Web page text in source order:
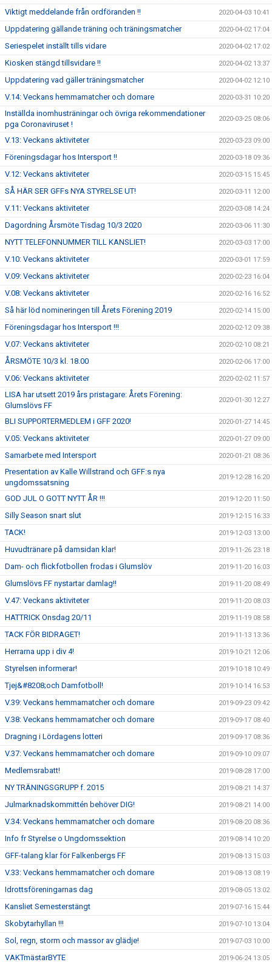
Viktigt meddelande från ordföranden !! 2020-04-03 10:41
Uppdatering gällande träning och träningsmatcher 2020-04-02 17:04
Seriespelet inställt tills vidare 2020-04-02 17:02
Kiosken stängd tillsvidare !! 2020-04-02 13:37
Uppdatering vad gäller träningsmatcher 2020-04-02 12:10
V.14: Veckans hemmamatcher och domare 2020-03-31 10:20
Inställda inomhusträningar och övriga rekommendationer
pga Coronaviruset !
2020-03-25 08:06
V.13: Veckans aktiviteter 2020-03-23 09:00
Föreningsdagar hos Intersport !! 2020-03-18 09:36
V.12: Veckans aktiviteter 2020-03-15 15:45
SÅ HÄR SER GFFs NYA STYRELSE UT! 2020-03-11 12:00
V.11: Veckans aktiviteter 2020-03-08 14:24
Dagordning Årsmöte Tisdag 10/3 2020 2020-03-06 11:30
NYTT TELEFONNUMMER TILL KANSLIET! 2020-03-03 17:00
V.10: Veckans aktiviteter 2020-03-01 17:59
V.09: Veckans aktiviteter 2020-02-23 16:04
V.08: Veckans aktiviteter 2020-02-16 16:52
Så här löd nomineringen till Årets Förening 2019 2020-02-14 15:00
Föreningsdagar hos Intersport !!! 2020-02-12 09:38
V.07: Veckans aktiviteter 2020-02-10 08:21
ÅRSMÖTE 10/3 kl. 18.00 2020-02-06 17:00
V.06: Veckans aktiviteter 2020-02-02 11:57
LISA har utsett 2019 års pristagare: Årets Förening:
Glumslövs FF
2020-01-30 12:27
BLI SUPPORTERMEDLEM i GFF 2020! 2020-01-27 14:45
V.05: Veckans aktiviteter 2020-01-27 09:00
Samarbete med Intersport 2020-01-21 08:36
Presentation av Kalle Willstrand och GFF:s nya
ungdomssatsning
2019-12-28 16:20
GOD JUL O GOTT NYTT ÅR !!! 2019-12-20 11:50
Silly Season snart slut 2019-12-15 16:33
TACK! 2019-12-03 13:00
Huvudtränare på damsidan klar! 2019-11-26 23:18
Dam- och flickfotbollen frodas i Glumslöv 2019-11-20 16:03
Glumslövs FF nystartar damlag!! 2019-11-20 08:49
V.47: Veckans aktiviteter 2019-11-20 08:03
HATTRICK Onsdag 20/11 2019-11-19 08:58
TACK FÖR BIDRAGET! 2019-11-13 13:36
Herrarna upp i div 4! 2019-10-21 12:06
Styrelsen informerar! 2019-10-18 10:49
Tjej&#8208;och Damfotboll! 2019-10-14 16:53
V.39: Veckans hemmamatcher och domare 2019-09-23 09:42
V.38: Veckans hemmamatcher och domare 2019-09-17 08:40
Dragning i Lördagens lotteri 2019-09-17 08:36
V.37: Veckans hemmamatcher och domare 2019-09-10 09:07
Medlemsrabatt! 2019-08-28 17:00
NY TRÄNINGSGRUPP f. 2015 2019-08-21 14:37
Julmarknadskommittén behöver DIG! 2019-08-21 14:00
V.34: Veckans hemmamatcher och domare 2019-08-20 08:36
Info fr Styrelse o Ungdomssektion 2019-08-14 10:20
GFF-talang klar för Falkenbergs FF 2019-08-13 15:03
V.33: Veckans hemmamatcher och domare 2019-08-13 08:19
Idrottsföreningarnas dag 2019-08-05 13:02
Kansliet Semesterstängt 2019-07-16 15:44
Skobytarhyllan !!! 2019-07-10 13:04
Sol, regn, storm och massor av glädje! 2019-07-03 10:00
VAKTmästarBYTE 2019-06-24 13:05